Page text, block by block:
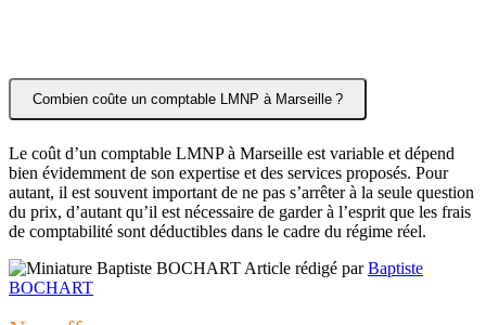
Combien coûte un comptable LMNP à Marseille ?
Le coût d’un comptable LMNP à Marseille est variable et dépend
bien évidemment de son expertise et des services proposés. Pour
autant, il est souvent important de ne pas s’arrêter à la seule question
du prix, d’autant qu’il est nécessaire de garder à l’esprit que les frais
de comptabilité sont déductibles dans le cadre du régime réel.
Article rédigé parBaptiste
BOCHART